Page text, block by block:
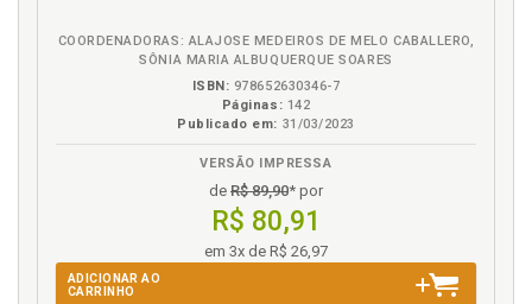
COORDENADORAS: ALAJOSE MEDEIROS DE MELO CABALLERO,
SÔNIA MARIA ALBUQUERQUE SOARES
ISBN: 978652630346-7
Páginas: 142
Publicado em: 31/03/2023
VERSÃO IMPRESSA
de R$ 89,90* por
R$ 80,91
em 3x de R$ 26,97
ADICIONAR AO
CARRINHO